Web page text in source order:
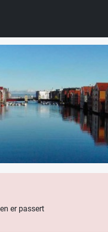
er passert